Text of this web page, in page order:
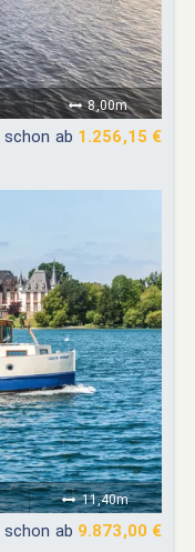
8,00m
schon ab 1.256,15 €
11,40m
schon ab 9.873,00 €